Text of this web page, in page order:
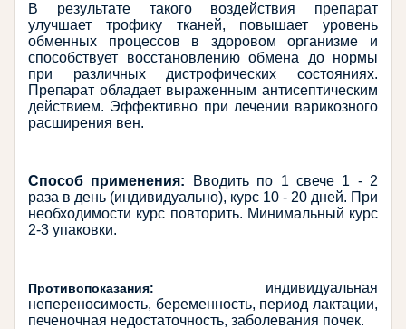
В результате такого воздействия препарат
улучшает трофику тканей, повышает уровень
обменных процессов в здоровом организме и
способствует восстановлению обмена до нормы
при различных дистрофических состояниях.
Препарат обладает выраженным антисептическим
действием. Эффективно при лечении варикозного
расширения вен.
Способ применения: Вводить пo 1 свече 1 - 2
раза в день (индивидуально), курс 10 - 20 дней. При
необходимости курс повторить. Минимальный курс
2-3 упаковки.
Противопоказания: индивидуальная
непереносимость, беременность, период лактации,
печеночная недостаточность, заболевания почек.